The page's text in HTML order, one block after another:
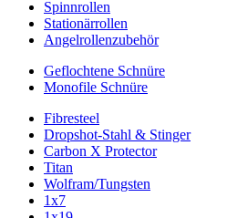
Spinnrollen
Stationärrollen
Angelrollenzubehör
Geflochtene Schnüre
Monofile Schnüre
Fibresteel
Dropshot-Stahl & Stinger
Carbon X Protector
Titan
Wolfram/Tungsten
1x7